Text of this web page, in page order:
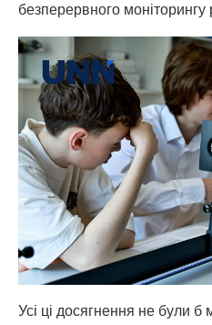
безперервного моніторингу
Усі ці досягнення не були б